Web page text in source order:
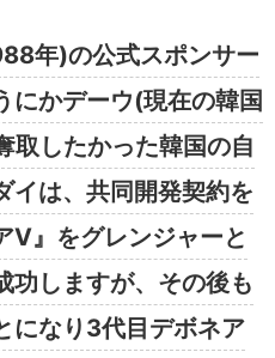
年)の公式スポンサー
にかデーウ(現在の韓国
取したかった韓国の自
イは、共同開発契約を
V』をグレンジャーと
功しますが、その後も
になり3代目デボネア